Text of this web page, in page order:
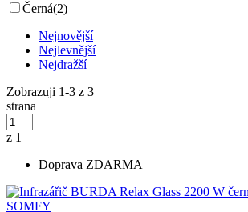
Černá(2)
Nejnovější
Nejlevnější
Nejdražší
Zobrazuji 1-3 z 3
strana
z 1
Doprava ZDARMA